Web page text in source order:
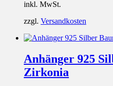
inkl. MwSt.
zzgl. Versandkosten
Anhänger 925
Zirkonia